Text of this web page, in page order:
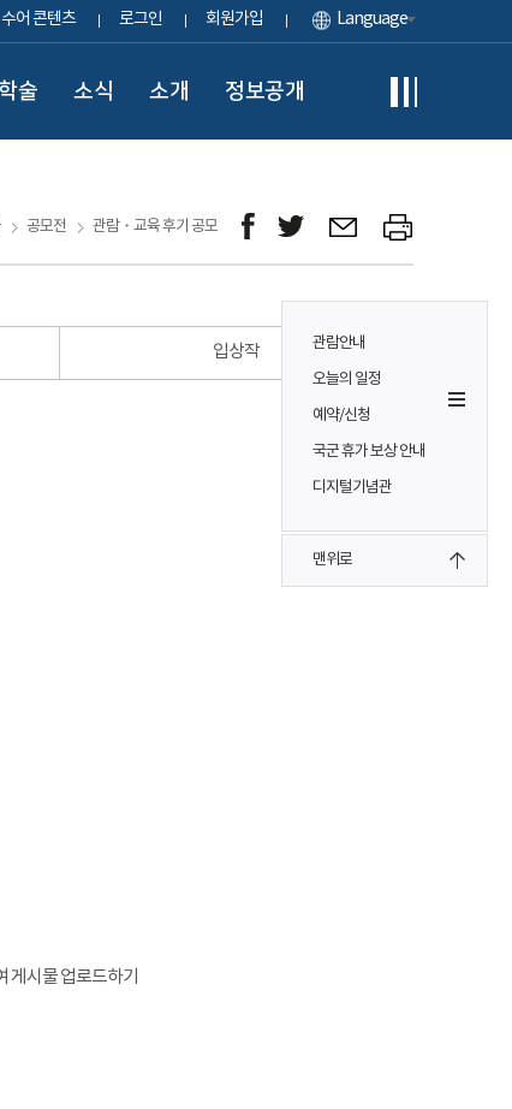
수어 콘텐츠 로그인 회원가입 Language
학술 소식 소개 정보공개
관람안내
오늘의 일정
예약/신청
국군 휴가 보상 안내
디지털기념관
맨위로
공모전 관람・교육 후기 공모
입상작
게시물 업로드하기